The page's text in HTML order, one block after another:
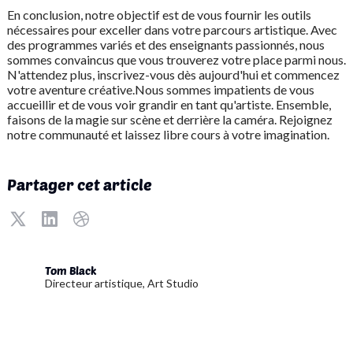
En conclusion, notre objectif est de vous fournir les outils
nécessaires pour exceller dans votre parcours artistique. Avec
des programmes variés et des enseignants passionnés, nous
sommes convaincus que vous trouverez votre place parmi nous.
N'attendez plus, inscrivez-vous dès aujourd'hui et commencez
votre aventure créative.Nous sommes impatients de vous
accueillir et de vous voir grandir en tant qu'artiste. Ensemble,
faisons de la magie sur scène et derrière la caméra. Rejoignez
notre communauté et laissez libre cours à votre imagination.
Partager cet article
Tom Black
Directeur artistique, Art Studio